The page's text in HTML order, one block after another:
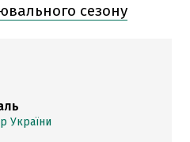
сезону
України